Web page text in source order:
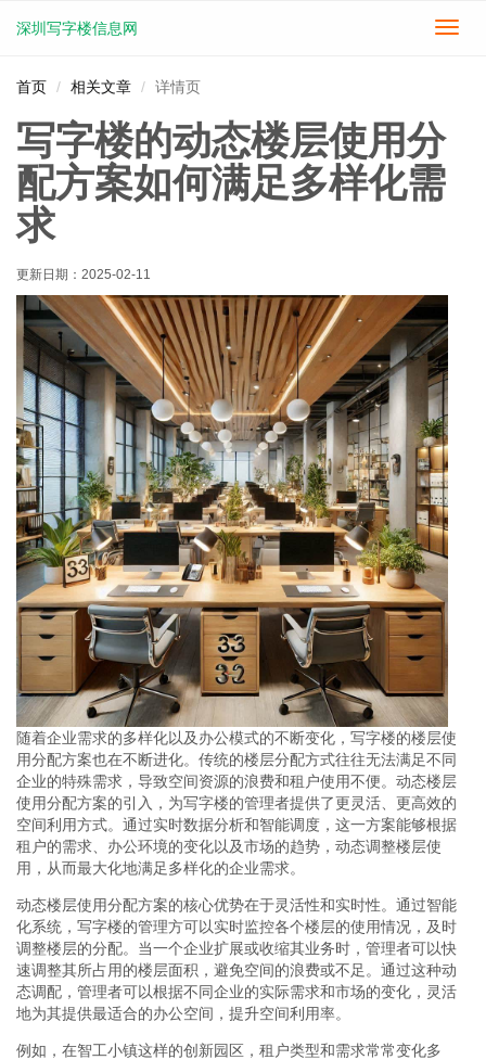
切
深圳写字楼信息网
首页 相关文章 详情页
写字楼的动态楼层使用分
配方案如何满足多样化需
求
更新日期： 2025-02-11
随着企业需求的多样化以及办公模式的不断变化，写字楼的楼层使
用分配方案也在不断进化。传统的楼层分配方式往往无法满足不同
企业的特殊需求，导致空间资源的浪费和租户使用不便。动态楼层
使用分配方案的引入，为写字楼的管理者提供了更灵活、更高效的
空间利用方式。通过实时数据分析和智能调度，这一方案能够根据
租户的需求、办公环境的变化以及市场的趋势，动态调整楼层使
用，从而最大化地满足多样化的企业需求。
动态楼层使用分配方案的核心优势在于灵活性和实时性。通过智能
化系统，写字楼的管理方可以实时监控各个楼层的使用情况，及时
调整楼层的分配。当一个企业扩展或收缩其业务时，管理者可以快
速调整其所占用的楼层面积，避免空间的浪费或不足。通过这种动
态调配，管理者可以根据不同企业的实际需求和市场的变化，灵活
地为其提供最适合的办公空间，提升空间利用率。
例如，在智工小镇这样的创新园区，租户类型和需求常常变化多